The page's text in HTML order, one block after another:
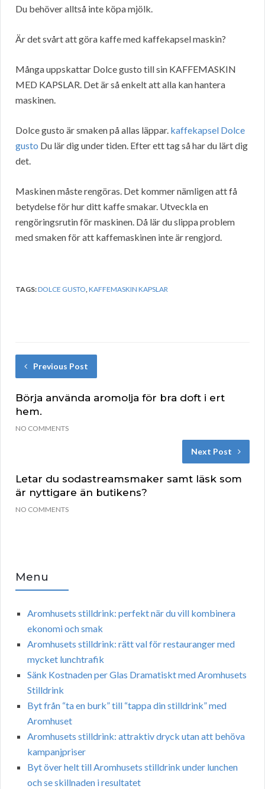
Du behöver alltså inte köpa mjölk.
Är det svårt att göra kaffe med kaffekapsel maskin?
Många uppskattar Dolce gusto till sin KAFFEMASKIN
MED KAPSLAR. Det är så enkelt att alla kan hantera
maskinen.
Dolce gusto är smaken på allas läppar. kaffekapsel Dolce
gusto Du lär dig under tiden. Efter ett tag så har du lärt dig
det.
Maskinen måste rengöras. Det kommer nämligen att få
betydelse för hur ditt kaffe smakar. Utveckla en
rengöringsrutin för maskinen. Då lär du slippa problem
med smaken för att kaffemaskinen inte är rengjord.
TAGS:DOLCE GUSTO,KAFFEMASKIN KAPSLAR
Previous Post
Börja använda aromolja för bra doft i ert
hem.
NO COMMENTS
Next Post
Letar du sodastreamsmaker samt läsk som
är nyttigare än butikens?
NO COMMENTS
Menu
Aromhusets stilldrink: perfekt när du vill kombinera
ekonomi och smak
Aromhusets stilldrink: rätt val för restauranger med
mycket lunchtrafik
Sänk Kostnaden per Glas Dramatiskt med Aromhusets
Stilldrink
Byt från “ta en burk” till “tappa din stilldrink” med
Aromhuset
Aromhusets stilldrink: attraktiv dryck utan att behöva
kampanjpriser
Byt över helt till Aromhusets stilldrink under lunchen
och se skillnaden i resultatet